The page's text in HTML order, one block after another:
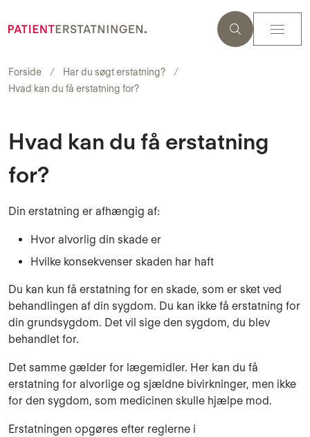
Forside
Har du søgt erstatning?
Hvad kan du få erstatning for?
Hvad kan du få erstatning
for?
Din erstatning er afhængig af:
Hvor alvorlig din skade er
Hvilke konsekvenser skaden har haft
Du kan kun få erstatning for en skade, som er sket ved
behandlingen af din sygdom. Du kan ikke få erstatning for
din grundsygdom. Det vil sige den sygdom, du blev
behandlet for.
Det samme gælder for lægemidler. Her kan du få
erstatning for alvorlige og sjældne bivirkninger, men ikke
for den sygdom, som medicinen skulle hjælpe mod.
Erstatningen opgøres efter reglerne i